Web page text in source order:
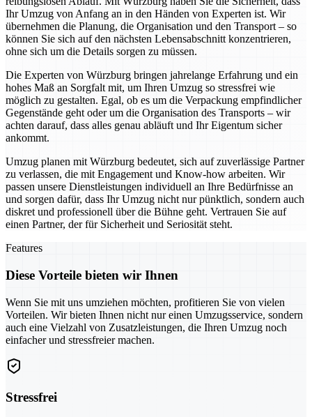
Ihr Umzug von Anfang an in den Händen von Experten ist. Wir
übernehmen die Planung, die Organisation und den Transport – so
können Sie sich auf den nächsten Lebensabschnitt konzentrieren,
ohne sich um die Details sorgen zu müssen.
Die Experten von Würzburg bringen jahrelange Erfahrung und ein
hohes Maß an Sorgfalt mit, um Ihren Umzug so stressfrei wie
möglich zu gestalten. Egal, ob es um die Verpackung empfindlicher
Gegenstände geht oder um die Organisation des Transports – wir
achten darauf, dass alles genau abläuft und Ihr Eigentum sicher
ankommt.
Umzug planen mit Würzburg bedeutet, sich auf zuverlässige Partner
zu verlassen, die mit Engagement und Know-how arbeiten. Wir
passen unsere Dienstleistungen individuell an Ihre Bedürfnisse an
und sorgen dafür, dass Ihr Umzug nicht nur pünktlich, sondern auch
diskret und professionell über die Bühne geht. Vertrauen Sie auf
einen Partner, der für Sicherheit und Seriosität steht.
Features
Diese Vorteile bieten wir Ihnen
Wenn Sie mit uns umziehen möchten, profitieren Sie von vielen
Vorteilen. Wir bieten Ihnen nicht nur einen Umzugsservice, sondern
auch eine Vielzahl von Zusatzleistungen, die Ihren Umzug noch
einfacher und stressfreier machen.
Stressfrei